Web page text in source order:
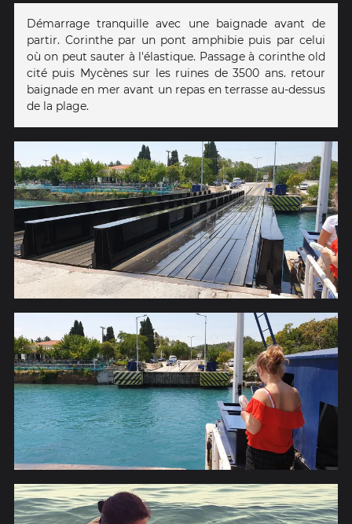
Démarrage tranquille avec une baignade avant de
partir. Corinthe par un pont amphibie puis par celui
où on peut sauter à l'élastique. Passage à corinthe old
cité puis Mycènes sur les ruines de 3500 ans. retour
baignade en mer avant un repas en terrasse au-dessus
de la plage.